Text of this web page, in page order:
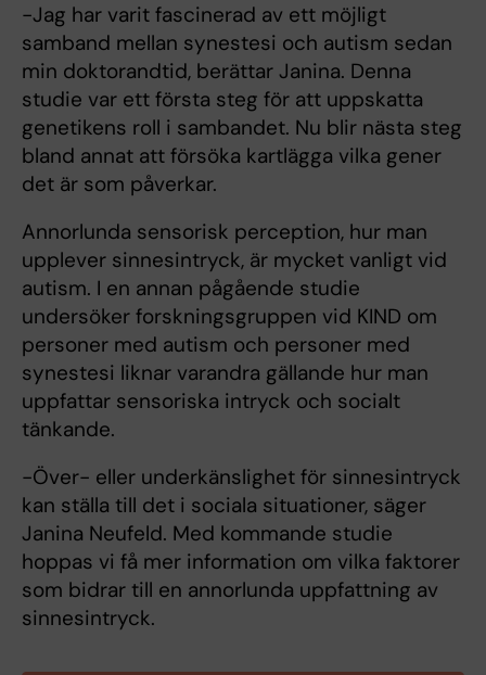
-Jag har varit fascinerad av ett möjligt
samband mellan synestesi och autism sedan
min doktorandtid, berättar Janina. Denna
studie var ett första steg för att uppskatta
genetikens roll i sambandet. Nu blir nästa steg
bland annat att försöka kartlägga vilka gener
det är som påverkar.
Annorlunda sensorisk perception, hur man
upplever sinnesintryck, är mycket vanligt vid
autism. I en annan pågående studie
undersöker forskningsgruppen vid KIND om
personer med autism och personer med
synestesi liknar varandra gällande hur man
uppfattar sensoriska intryck och socialt
tänkande.
-Över- eller underkänslighet för sinnesintryck
kan ställa till det i sociala situationer, säger
Janina Neufeld. Med kommande studie
hoppas vi få mer information om vilka faktorer
som bidrar till en annorlunda uppfattning av
sinnesintryck.